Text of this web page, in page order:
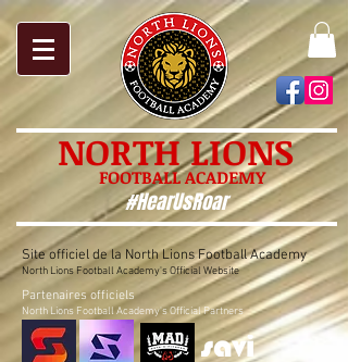
NORTH LIONS
#HearUsRoar
FOOTBALL ACADEMY
Site officiel de la North Lions Football Academy
North Lions Football Academy's Official Website
Partenaires officiels
North Lions Football Academy's Official Partners